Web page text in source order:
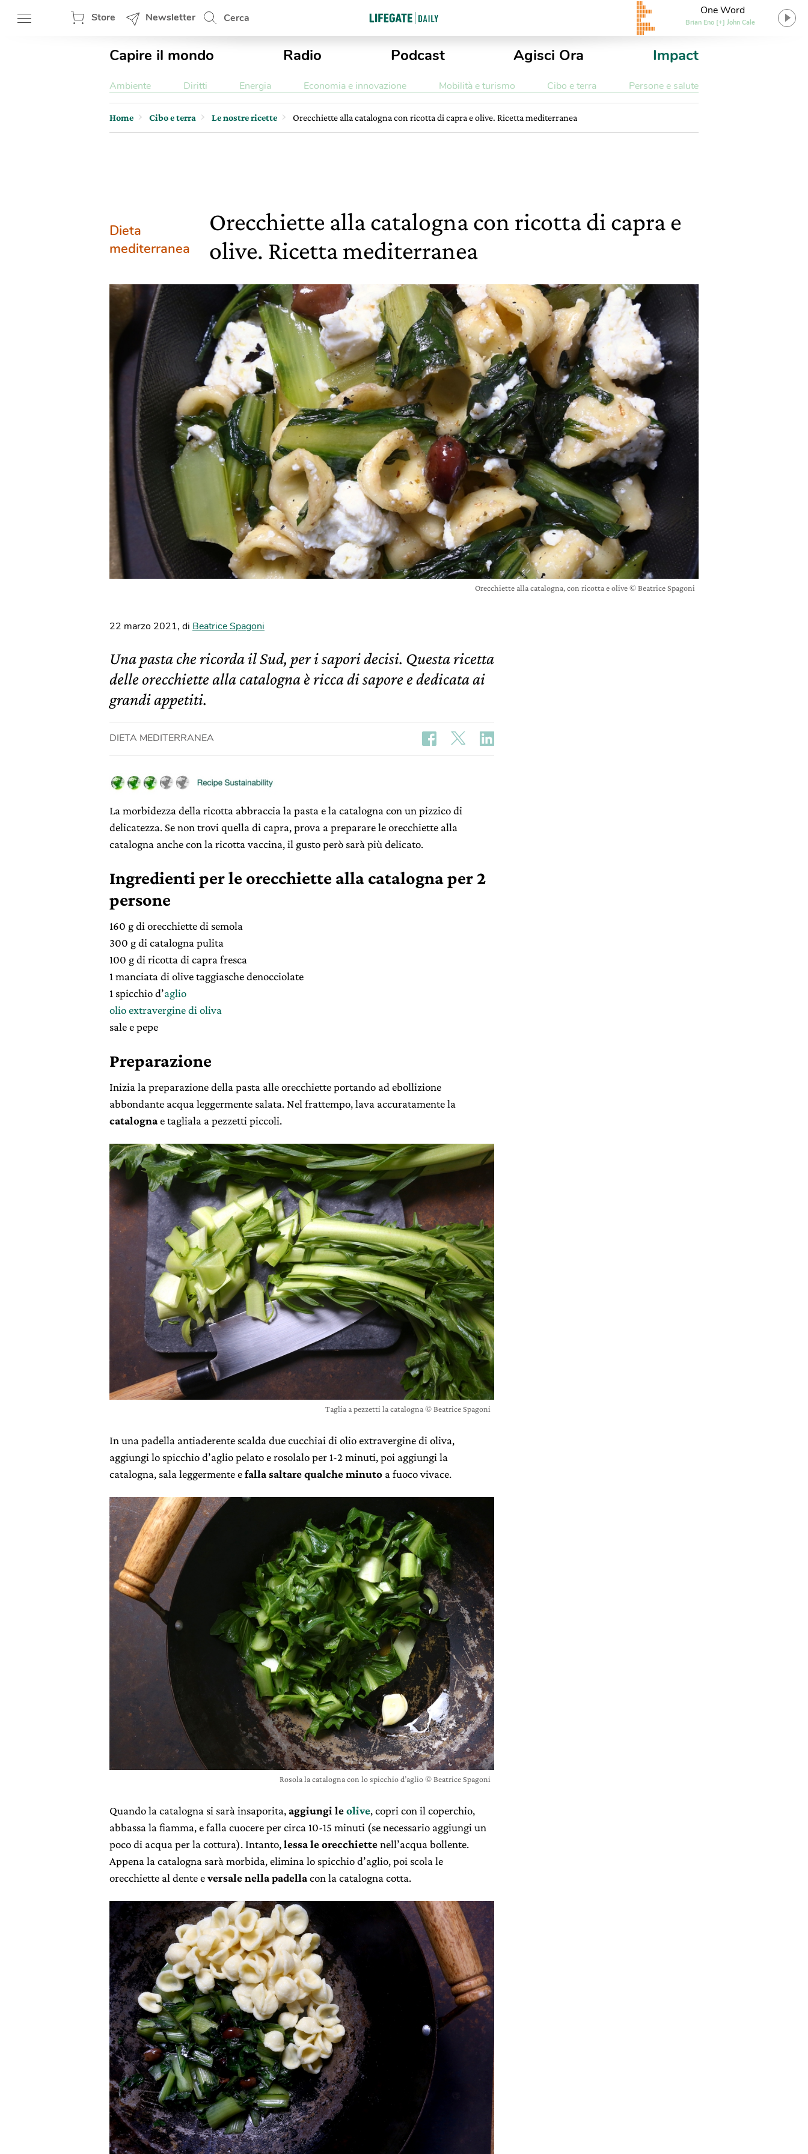
Store Newsletter Cerca
One Word
Brian Eno [+] John Cale
Capire il mondo Radio Podcast Agisci Ora Impact
Ambiente Diritti Energia Economia e innovazione Mobilità e turismo Cibo e terra Persone e salute
Home Cibo e terra Le nostre ricette Orecchiette alla catalogna con ricotta di capra e olive. Ricetta mediterranea
Dieta
mediterranea
Orecchiette alla catalogna con ricotta di capra e
olive. Ricetta mediterranea
Orecchiette alla catalogna, con ricotta e olive © Beatrice Spagoni
22 marzo 2021, di Beatrice Spagoni
Una pasta che ricorda il Sud, per i sapori decisi. Questa ricetta
delle orecchiette alla catalogna è ricca di sapore e dedicata ai
grandi appetiti.
DIETA MEDITERRANEA
La morbidezza della ricotta abbraccia la pasta e la catalogna con un pizzico di
delicatezza. Se non trovi quella di capra, prova a preparare le orecchiette alla
catalogna anche con la ricotta vaccina, il gusto però sarà più delicato.
Ingredienti per le orecchiette alla catalogna per 2
persone
160 g di orecchiette di semola
300 g di catalogna pulita
100 g di ricotta di capra fresca
1 manciata di olive taggiasche denocciolate
1 spicchio d’aglio
olio extravergine di oliva
sale e pepe
Preparazione
Inizia la preparazione della pasta alle orecchiette portando ad ebollizione
abbondante acqua leggermente salata. Nel frattempo, lava accuratamente la
catalognae tagliala a pezzetti piccoli.
Taglia a pezzetti la catalogna © Beatrice Spagoni
In una padella antiaderente scalda due cucchiai di olio extravergine di oliva,
aggiungi lo spicchio d’aglio pelato e rosolalo per 1-2 minuti, poi aggiungi la
catalogna, sala leggermente efalla saltare qualche minuto a fuoco vivace.
Rosola la catalogna con lo spicchio d’aglio © Beatrice Spagoni
Quando la catalogna si sarà insaporita,aggiungi leolive, copri con il coperchio,
abbassa la fiamma, e falla cuocere per circa 10-15 minuti (se necessario aggiungi un
poco di acqua per la cottura). Intanto,lessa le orecchiettenell’acqua bollente.
Appena la catalogna sarà morbida, elimina lo spicchio d’aglio, poi scola le
orecchiette al dente eversale nella padellacon la catalogna cotta.